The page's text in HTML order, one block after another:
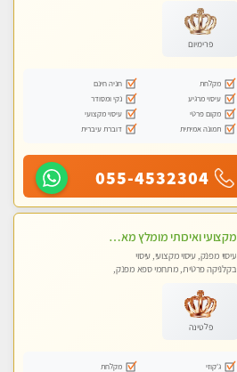
פרימיום
מקלחת
חניה חינם
עיסוי מרגיע
נקי ומסודר
מקום פרטי
עיסוי מקצועי
תמונה אמיתית
דוברת עיברית
055-4532304
מקצועי ואיכותי מומלץ מאוד!! ממתינה לך שתגיע מעסה פרטית בוא ותבין מזה עיסוי מפנק … ❤️
עיסוי מפנק, עיסוי מקצועי, עיסוי
בקלניקה פרטית, מתחמי ספא מפנק,
פלטינה
ג'קוזי
מקלחת